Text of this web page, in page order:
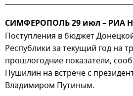
СИМФЕРОПОЛЬ 29 июл – РИА
Поступления в бюджет
Республики за текущий год на
прошлогодние показатели,
Пушилин на встрече с
Владимиром Путиным.